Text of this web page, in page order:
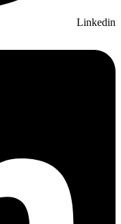
Linkedin